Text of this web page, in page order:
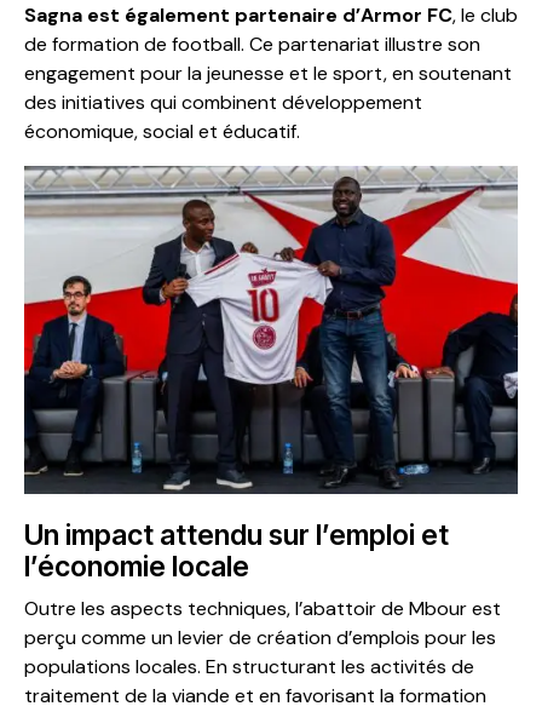
Sagna est également partenaire d’Armor FC, le club
de formation de football. Ce partenariat illustre son
engagement pour la jeunesse et le sport, en soutenant
des initiatives qui combinent développement
économique, social et éducatif.
Un impact attendu sur l’emploi et
l’économie locale
Outre les aspects techniques, l’abattoir de Mbour est
perçu comme un levier de création d’emplois pour les
populations locales. En structurant les activités de
traitement de la viande et en favorisant la formation